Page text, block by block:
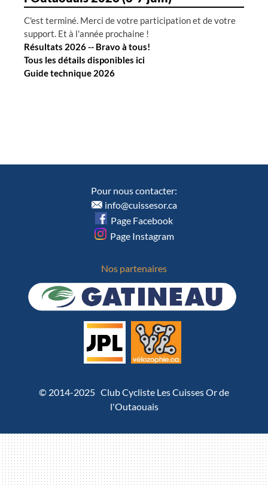
C'est terminé. Merci de votre participation et de votre
support. Et à l'année prochaine !
Résultats 2026 -- Bravo à tous!
Tous les détails disponibles ici
Guide technique 2026
Nos partenaires
© 2014-2025 Club Cycliste Les Cuisses Or de
l'Outaouais
Pour nous contacter:
info@cuissesor.ca
Page Facebook
Page Instagram